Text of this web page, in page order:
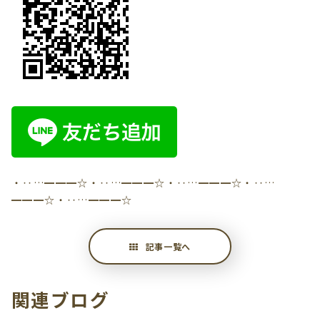
・‥…━━━☆・‥…━━━☆・‥…━━━☆・‥…
━━━☆・‥…━━━☆
記事一覧へ
関連ブログ